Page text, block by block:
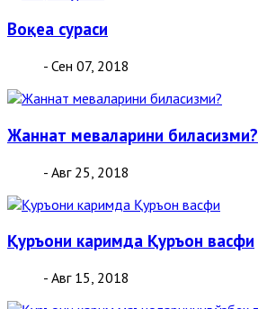
Воқеа сураси
- Сен 07, 2018
Жаннат меваларини биласизми?
- Авг 25, 2018
Қуръони каримда Қуръон васфи
- Авг 15, 2018